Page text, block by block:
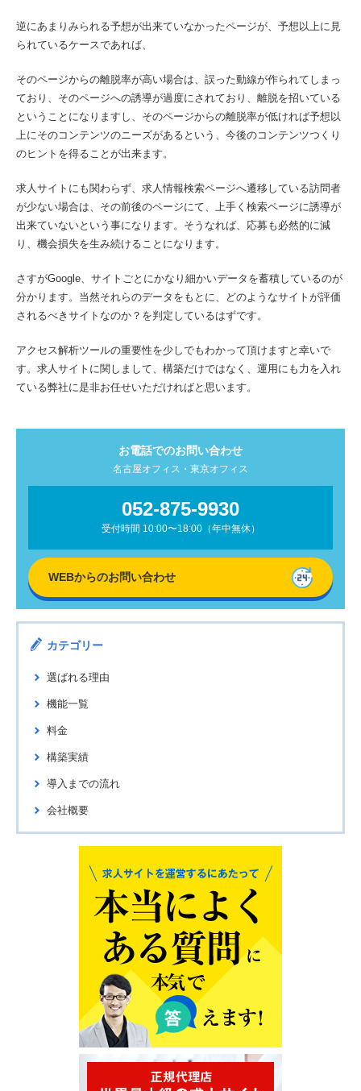
逆にあまりみられる予想が出来ていなかったページが、予想以上に見
られているケースであれば、
そのページからの離脱率が高い場合は、誤った動線が作られてしまっ
ており、そのページへの誘導が過度にされており、離脱を招いている
ということになりますし、そのページからの離脱率が低ければ予想以
上にそのコンテンツのニーズがあるという、今後のコンテンツつくり
のヒントを得ることが出来ます。
求人サイトにも関わらず、求人情報検索ページへ遷移している訪問者
が少ない場合は、その前後のページにて、上手く検索ページに誘導が
出来ていないという事になります。そうなれば、応募も必然的に減
り、機会損失を生み続けることになります。
さすがGoogle、サイトごとにかなり細かいデータを蓄積しているのが
分かります。当然それらのデータをもとに、どのようなサイトが評価
されるべきサイトなのか？を判定しているはずです。
アクセス解析ツールの重要性を少しでもわかって頂けますと幸いで
す。求人サイトに関しまして、構築だけではなく、運用にも力を入れ
ている弊社に是非お任せいただければと思います。
お電話でのお問い合わせ
名古屋オフィス・東京オフィス
052-875-9930
受付時間 10:00〜18:00（年中無休）
WEBからのお問い合わせ
カテゴリー
選ばれる理由
機能一覧
料金
構築実績
導入までの流れ
会社概要